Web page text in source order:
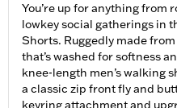
You’re up for anything from
lowkey social gatherings in
Shorts. Ruggedly made
that’s washed for softness
knee-length men’s walking
a classic zip front fly and
keyring attachment and